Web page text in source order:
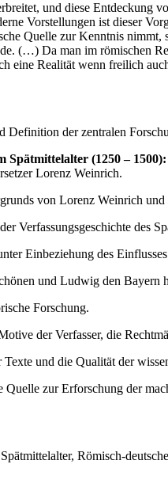
und diese Entdeckung
Vorstellungen ist dieser
Quelle zur Kenntnis
(…) Da man im römischen
eine Realität wenn freilich
der zentralen
Spätmittelalter (1250 –
Lorenz Weinrich.
von Lorenz Weinrich
Verfassungsgeschichte des
Einbeziehung des
und Ludwig den
Forschung.
der Verfasser, die
und die Qualität der
zur Erforschung der
Römisch-